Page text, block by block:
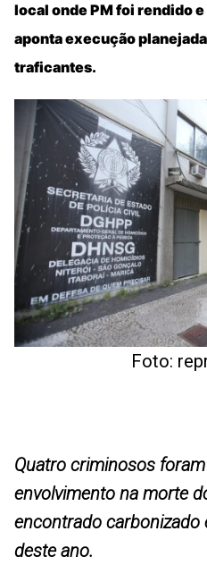
local onde PM foi rendido
aponta execução
traficantes.
Foto:
Quatro criminosos
envolvimento na morte
encontrado carbonizado
deste ano.